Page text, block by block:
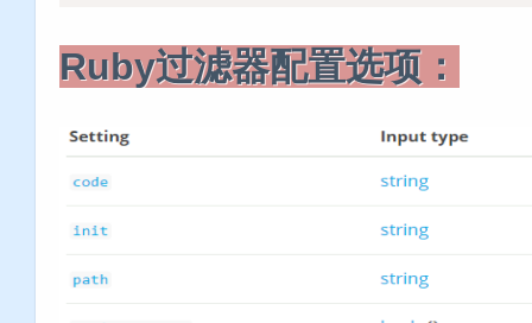
Ruby过滤器配置选项：